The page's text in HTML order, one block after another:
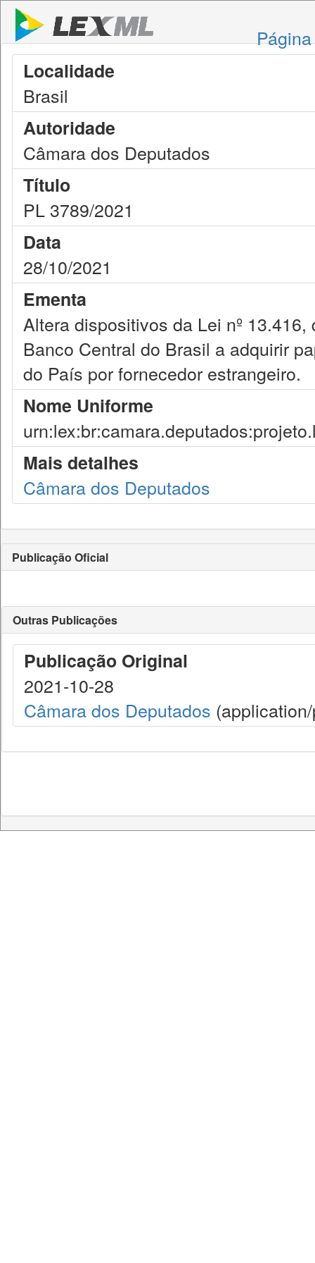
Localidade
Brasil
Autoridade
Câmara dos Deputados
Título
PL 3789/2021
Data
28/10/2021
Ementa
Altera dispositivos da Lei nº
Banco Central do Brasil a adquirir
do País por fornecedor estrangeiro.
Nome Uniforme
Mais detalhes
Câmara dos Deputados
Publicação Oficial
Outras Publicações
Publicação Original
2021-10-28
Câmara dos Deputados